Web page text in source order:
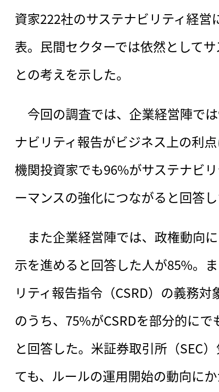
資家222社のサステナビリティ経営
表。民間セクターでは依然として
との考えを示した。
今回の調査では、 企業経営陣で
ナビリティ報告がビジネス上の利
機関投資家でも96%がサステナビ
ーマンスの強化につながると回答
また企業経営陣では、政権動向
示を進めると回答した人が85%。
リティ報告指令（CSRD）の義務
のうち、75%がCSRDを部分的に
と回答した。米証券取引所（SEC
ても、ルールの運用開始の動向に